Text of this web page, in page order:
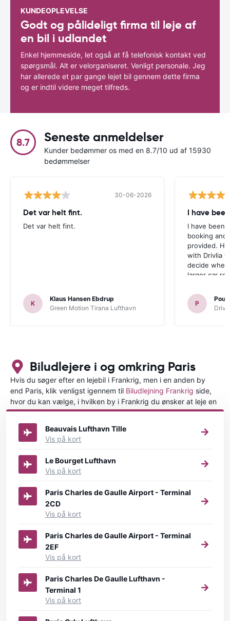
KUNDEOPLEVELSE
Godt og pålideligt firma til leje af
en bil i udlandet
Enkel hjemmeside, let også at få telefonisk kontakt ved
spørgsmål. Alt er velorganiseret. Venligt personale. Jeg
har allerede et par gange lejet bil gennem dette firma
og er indtil videre meget tilfreds.
8.7 Seneste anmeldelser
Kunder bedømmer os med en 8.7/10 ud af 15930
bedømmelser
30-06-2026
Det var helt fint.
Det var helt fint.
K
Klaus Hansen Ebdrup
Green Motion Tirana Lufthavn
I have
I have been
booking and
provided.
with Drivlia
decide
larger car
P
Poul
Biludlejere i og omkring Paris
Hvis du søger efter en lejebil i Frankrig, men i en anden by
end Paris, klik venligst igennem til Biludlejning Frankrig side,
hvor du kan vælge, i hvilken by i Frankrig du ønsker at leje en
bil.
Beauvais Lufthavn Tille
Vis på kort
Le Bourget Lufthavn
Vis på kort
Paris Charles de Gaulle Airport - Terminal
2CD
Vis på kort
Paris Charles de Gaulle Airport - Terminal
2EF
Vis på kort
Paris Charles De Gaulle Lufthavn -
Terminal 1
Vis på kort